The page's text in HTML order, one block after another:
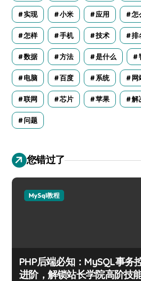
实现 小米 应用 怎
怎样 手机 技术 排
数据 方法 是什么
电脑 百度 系统 网
联网 芯片 苹果 解
问题
您错过了
MySql教程
PHP后端必知：MySQL事务
进阶，解锁站长学院高阶技